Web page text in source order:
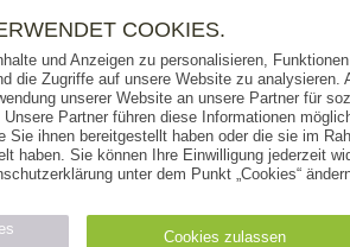
AUS DER REIHE
NON-BOOKS
VERLAG
HANDEL FÜR UNTERNEHMEN
COOKIES.
und Anzeigen zu personalisieren,
die Zugriffe auf unsere Website zu analysieren.
unserer Website an unsere Partner für
Partner führen diese Informationen
Sie ihnen bereitgestellt haben oder die sie im
haben. Sie können Ihre Einwilligung jederzeit
unter dem Punkt „Cookies“
Cookies zulassen